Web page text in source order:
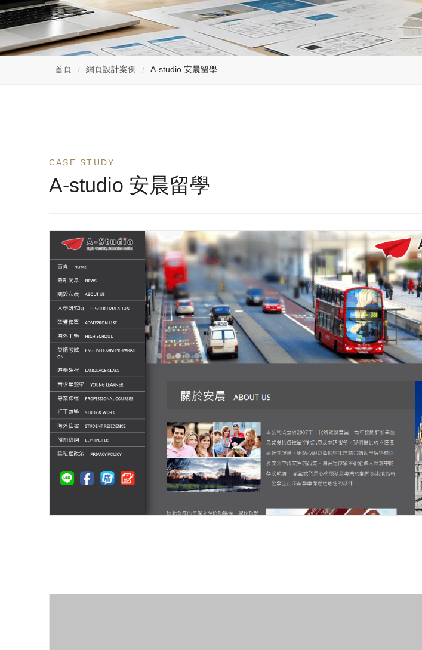
首頁 網頁設計案例 A-studio 安晨留學
CASE STUDY
A-studio 安晨留學